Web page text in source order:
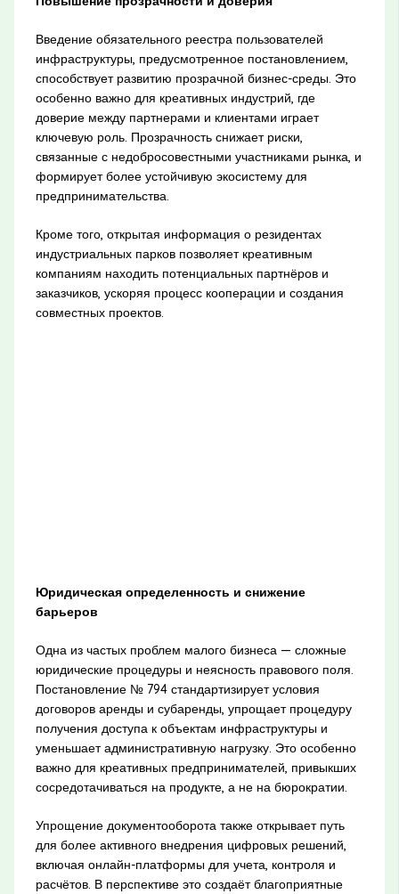
Введение обязательного реестра пользователей
инфраструктуры, предусмотренное постановлением,
способствует развитию прозрачной бизнес-среды. Это
особенно важно для креативных индустрий, где
доверие между партнерами и клиентами играет
ключевую роль. Прозрачность снижает риски,
связанные с недобросовестными участниками рынка, и
формирует более устойчивую экосистему для
предпринимательства.
Кроме того, открытая информация о резидентах
индустриальных парков позволяет креативным
компаниям находить потенциальных партнёров и
заказчиков, ускоряя процесс кооперации и создания
совместных проектов.
Юридическая определенность и снижение
барьеров
Одна из частых проблем малого бизнеса — сложные
юридические процедуры и неясность правового поля.
Постановление № 794 стандартизирует условия
договоров аренды и субаренды, упрощает процедуру
получения доступа к объектам инфраструктуры и
уменьшает административную нагрузку. Это особенно
важно для креативных предпринимателей, привыкших
сосредотачиваться на продукте, а не на бюрократии.
Упрощение документооборота также открывает путь
для более активного внедрения цифровых решений,
включая онлайн-платформы для учета, контроля и
расчётов. В перспективе это создаёт благоприятные